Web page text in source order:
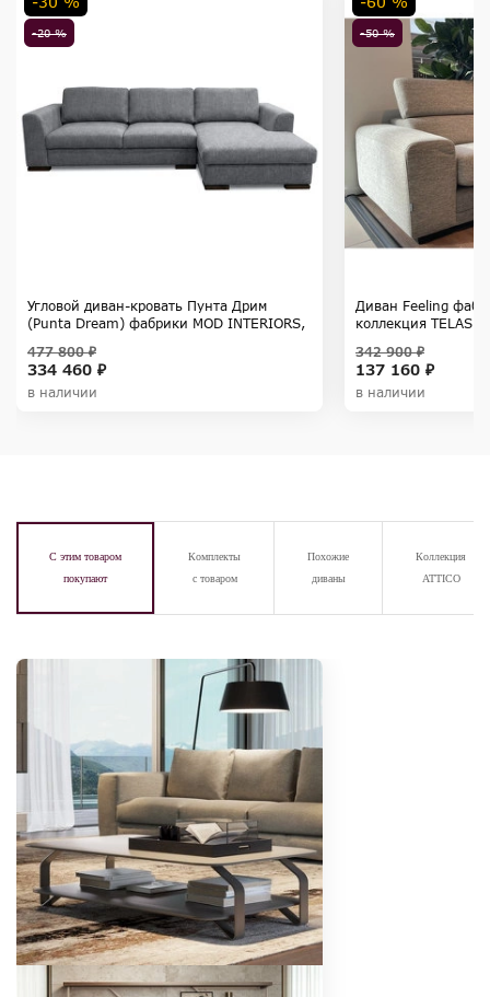
-20 %
Угловой диван-кровать Пунта Дрим
(Punta Dream) фабрики MOD INTERIORS,
334 460 ₽
477 800 ₽
в наличии
-50 %
Диван Feeling
коллекция TELAS
137 160 ₽
342 900 ₽
в наличии
С этим товаром
покупают
Комплекты
с товаром
Похожие
диваны
Коллекция
ATTICO